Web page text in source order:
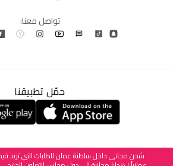
تواصل معنا:
حمّل تطبيقنا
العربية English
(